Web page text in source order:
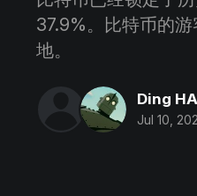
37.9%。比特币的
地。
Ding
Jul 10,